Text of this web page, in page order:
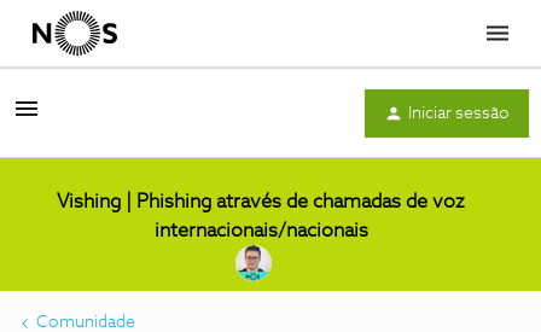
Menu
Iniciar sessão
Vishing | Phishing através de chamadas de voz
internacionais/nacionais
Comunidade